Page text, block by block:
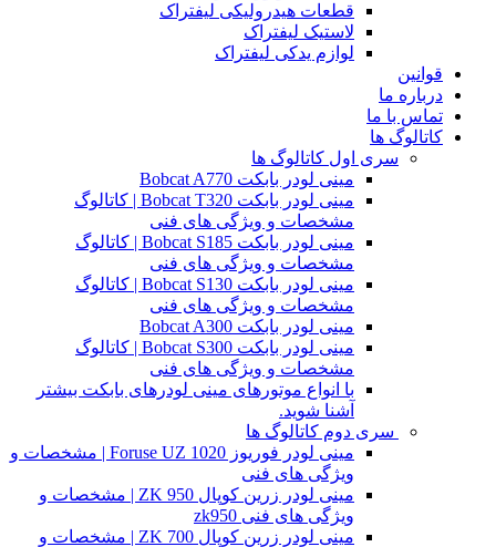
قطعات هیدرولیکی لیفتراک
لاستیک لیفتراک
لوازم یدکی لیفتراک
قوانین
درباره ما
تماس با ما
کاتالوگ ها
سری اول کاتالوگ ها
مینی لودر بابکت Bobcat A770
مینی لودر بابکت Bobcat T320 | کاتالوگ
مشخصات و ویژگی های فنی
مینی لودر بابکت Bobcat S185 | کاتالوگ
مشخصات و ویژگی های فنی
مینی لودر بابکت Bobcat S130 | کاتالوگ
مشخصات و ویژگی های فنی
مینی لودر بابکت Bobcat A300
مینی لودر بابکت Bobcat S300 | کاتالوگ
مشخصات و ویژگی های فنی
با انواع موتورهای مینی لودرهای بابکت بیشتر
آشنا شوید.
سری دوم کاتالوگ ها
مینی لودر فوریوز Foruse UZ 1020 | مشخصات و
ویژگی های فنی
مینی لودر زرین کوپال ZK 950 | مشخصات و
ویژگی های فنی zk950
مینی لودر زرین کوپال ZK 700 | مشخصات و